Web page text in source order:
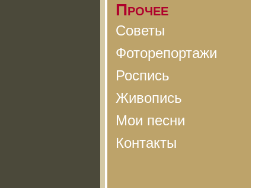
Прочее
Советы
Фоторепортажи
Роспись
Живопись
Мои песни
Контакты